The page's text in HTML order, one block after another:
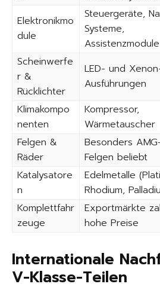
Elektronikmo
dule
Steuergeräte,
Systeme,
Assistenzmodule
Scheinwerfe
r &
Rücklichter
LED- und
Ausführungen
Klimakompo
nenten
Kompressor,
Wärmetauscher
Felgen &
Räder
Besonders
Felgen beliebt
Katalysatore
n
Edelmetalle
Rhodium,
Komplettfahr
zeuge
Exportmärkte
hohe Preise
Internationale
V-Klasse-Teilen